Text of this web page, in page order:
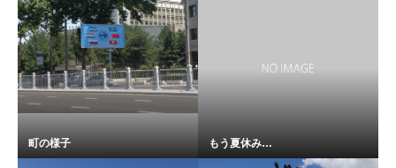
町の様子 もう夏休み…